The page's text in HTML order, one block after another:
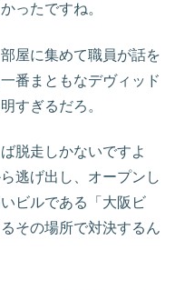
ったですね。
屋に集めて職員が話を
番まともなデヴィッド
すぎるだろ。
脱走しかないですよ
逃げ出し、オープンし
ビルである「大阪ビ
その場所で対決するん